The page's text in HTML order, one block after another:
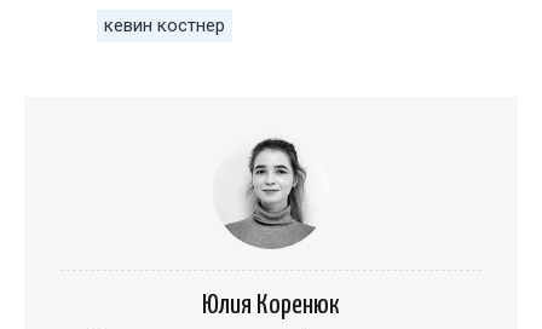
кевин костнер
Юлия Коренюк